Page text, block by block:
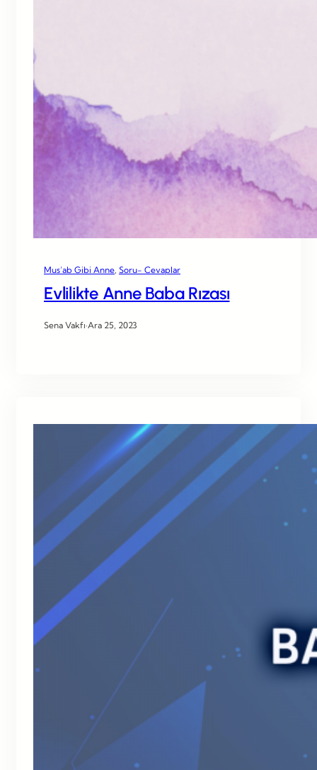
Mus’ab Gibi Anne Soru- Cevaplar
Evlilikte Anne Baba Rızası
Sena Vakfı·Ara 25, 2023